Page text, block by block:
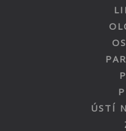
ÚSTÍ